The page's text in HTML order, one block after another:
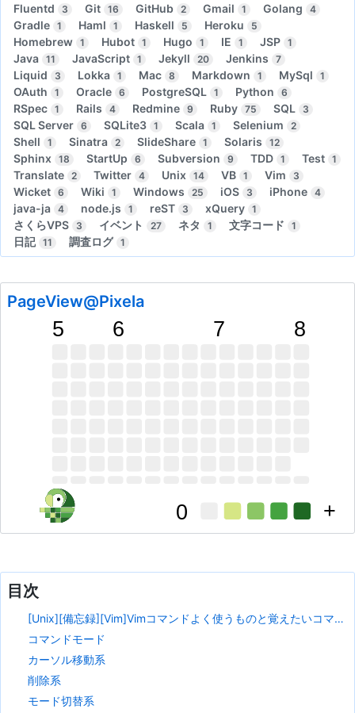
Fluentd 3 Git 16 GitHub 2 Gmail 1 Golang 4
Gradle 1 Haml 1 Haskell 5 Heroku 5
Homebrew 1 Hubot 1 Hugo 1 IE 1 JSP 1
Java 11 JavaScript 1 Jekyll 20 Jenkins 7
Liquid 3 Lokka 1 Mac 8 Markdown 1 MySql 1
OAuth 1 Oracle 6 PostgreSQL 1 Python 6
RSpec 1 Rails 4 Redmine 9 Ruby 75 SQL 3
SQL Server 6 SQLite3 1 Scala 1 Selenium 2
Shell 1 Sinatra 2 SlideShare 1 Solaris 12
Sphinx 18 StartUp 6 Subversion 9 TDD 1 Test 1
Translate 2 Twitter 4 Unix 14 VB 1 Vim 3
Wicket 6 Wiki 1 Windows 25 iOS 3 iPhone 4
java-ja 4 node.js 1 reST 3 xQuery 1
さくらVPS 3 イベント 27 ネタ 1 文字コード 1
日記 11 調査ログ 1
PageView@Pixela
5 6 7 8
0 +
目次
[Unix][備忘録][Vim]Vimコマンドよく使うものと覚えたいコマンドまとめ
コマンドモード
カーソル移動系
削除系
モード切替系